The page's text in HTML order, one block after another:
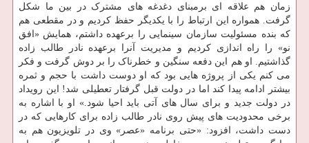
زمان هم علاقه ای برمبنای دغدغه های مشترک در بین ما شکل
گرفت. همواره این ارتباط را با یکدیگر حفظ کردیم و در مقطعی هم
که بنده مسئولیت سازمان سینمایی را برعهده داشتم، همایش «افق
نو» را راه اندازی کردیم و مدیریت آنرا برعهده نادر طالب زاده
گذاشتیم. او هم این دفعه سنگین و خطرناک را بر دوش گرفت و فکر
می کنم یکی از پروژه هایی بود که او دوست داشت با حجم و ثمره
بیشتر ادامه پیدا کند اما در دولت قبل گرفتار تعطیلی شد! این رویداد
در دولت جدید و برای سال های آتی باید احیا شود.» او با اشاره به
برخی محدودیت های پیش روی نادر طالب زاده برای کارهایی که در
دست داشت، افزود: «حتی برنامه «عصر» وی در تلویزیون هم به